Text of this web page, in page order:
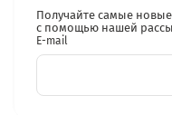
Получайте самые
с помощью нашей
E-mail